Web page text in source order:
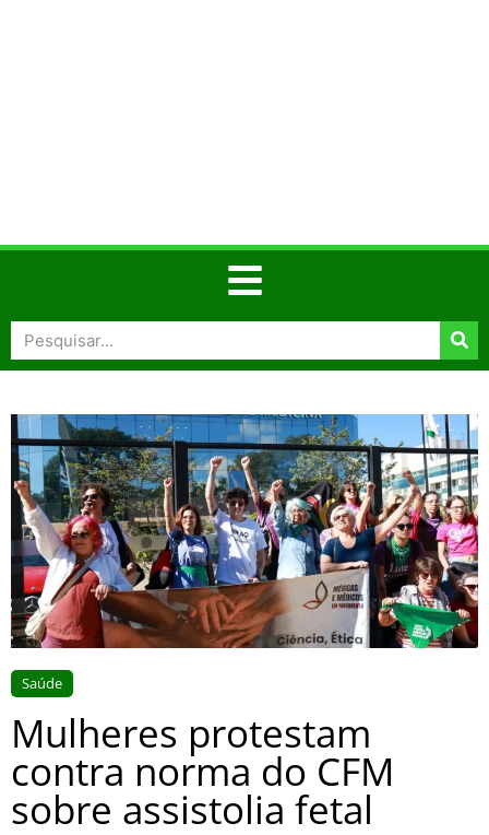
Saúde
Mulheres protestam
contra norma do CFM
sobre assistolia fetal